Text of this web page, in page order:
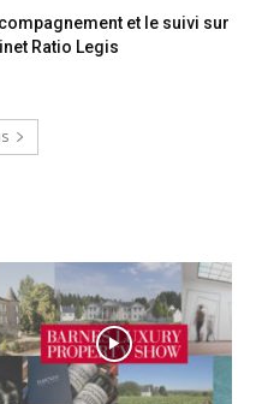
et le suivi sur
Ratio Legis